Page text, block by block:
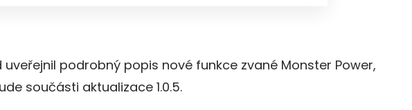
uveřejnil podrobný popis nové funkce zvané Monster Power,
součásti aktualizace 1.0.5.